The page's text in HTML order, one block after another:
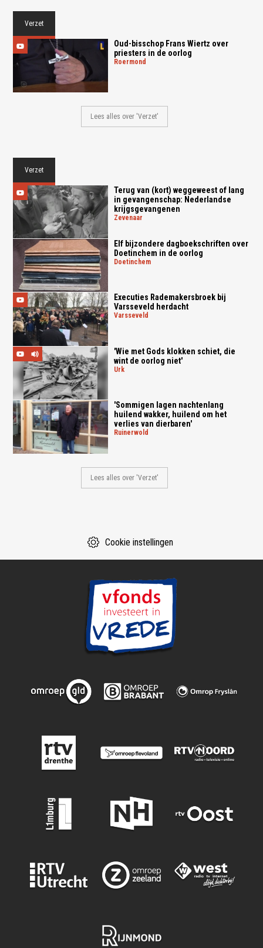
Verzet
Oud-bisschop Frans Wiertz over
priesters in de oorlog
roermond
Lees alles over 'Verzet'
Verzet
Terug van (kort) weggeweest of lang
in gevangenschap: Nederlandse
krijgsgevangenen
zevenaar
Elf bijzondere dagboekschriften over
Doetinchem in de oorlog
doetinchem
Executies Rademakersbroek bij
Varsseveld herdacht
varsseveld
'Wie met Gods klokken schiet, die
wint de oorlog niet'
urk
'Sommigen lagen nachtenlang
huilend wakker, huilend om het
verlies van dierbaren'
ruinerwold
Lees alles over 'Verzet'
Cookie instellingen